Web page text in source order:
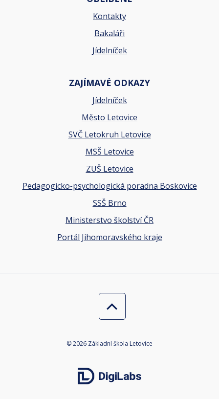
Kontakty
Bakaláři
Jídelníček
ZAJÍMAVÉ ODKAZY
Jídelníček
Město Letovice
SVČ Letokruh Letovice
MSŠ Letovice
ZUŠ Letovice
Pedagogicko-psychologická poradna Boskovice
SSŠ Brno
Ministerstvo školství ČR
Portál Jihomoravského kraje
© 2026 Základní škola Letovice